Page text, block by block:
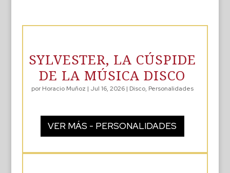
SYLVESTER, LA CÚSPIDE
DE LA MÚSICA DISCO
porHoracio Muñoz | Jul 16, 2026| Disco, Personalidades
VER MÁS - PERSONALIDADES